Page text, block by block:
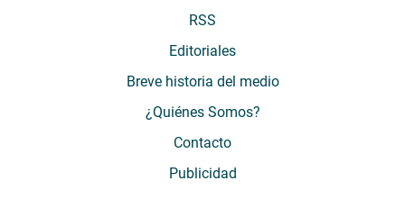
RSS
Editoriales
Breve historia del medio
¿Quiénes Somos?
Contacto
Publicidad